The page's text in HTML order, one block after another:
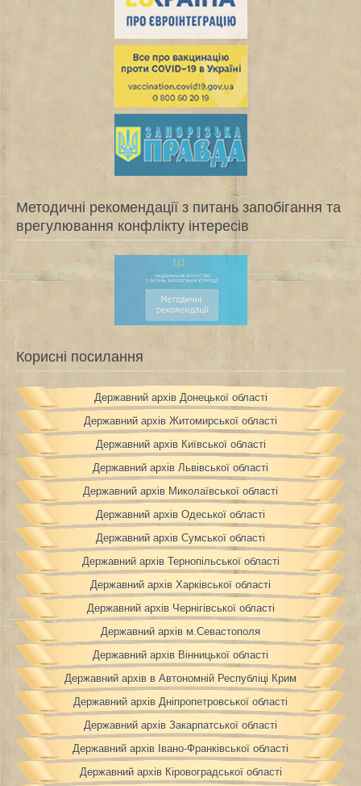
Методичні рекомендації з питань запобігання та
врегулювання конфлікту інтересів
Корисні посилання
Державний архів Донецької області
Державний архів Житомирської області
Державний архів Київської області
Державний архів Львівської області
Державний архів Миколаївської області
Державний архів Одеської області
Державний архів Сумської області
Державний архів Тернопільської області
Державний архів Харківської області
Державний архів Чернігівської області
Державний архів м.Севастополя
Державний архів Вінницької області
Державний архів в Автономній Республіці Крим
Державний архів Дніпропетровської області
Державний архів Закарпатської області
Державний архів Івано-Франківської області
Державний архів Кіровоградської області